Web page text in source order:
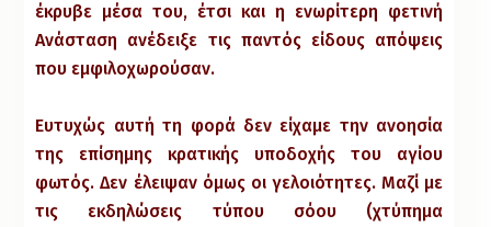
έκρυβε μέσα του, έτσι και η ενωρίτερη φετινή
Ανάσταση ανέδειξε τις παντός είδους απόψεις
που εμφιλοχωρούσαν.
Ευτυχώς αυτή τη φορά δεν είχαμε την ανοησία
της επίσημης κρατικής υποδοχής του αγίου
φωτός. Δεν έλειψαν όμως οι γελοιότητες. Μαζί με
τις εκδηλώσεις τύπου σόου (χτύπημα